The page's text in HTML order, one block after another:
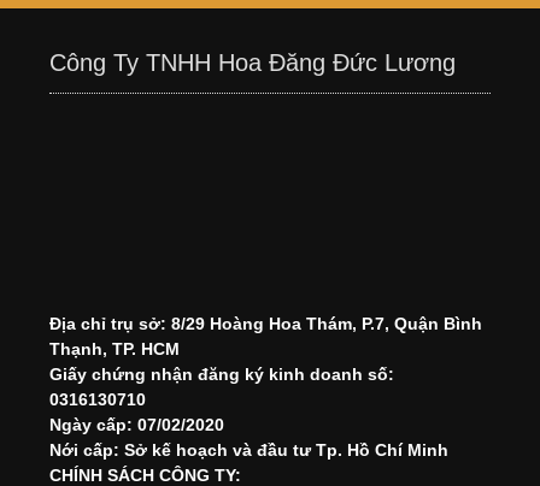
Công Ty TNHH Hoa Đăng Đức Lương
Địa chỉ trụ sở: 8/29 Hoàng Hoa Thám, P.7, Quận Bình
Thạnh, TP. HCM
Giấy chứng nhận đăng ký kinh doanh số:
0316130710
Ngày cấp: 07/02/2020
Nới cấp: Sở kế hoạch và đầu tư Tp. Hồ Chí Minh
CHÍNH SÁCH CÔNG TY: